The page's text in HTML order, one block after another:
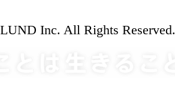
Inc. All Rights Reserved.